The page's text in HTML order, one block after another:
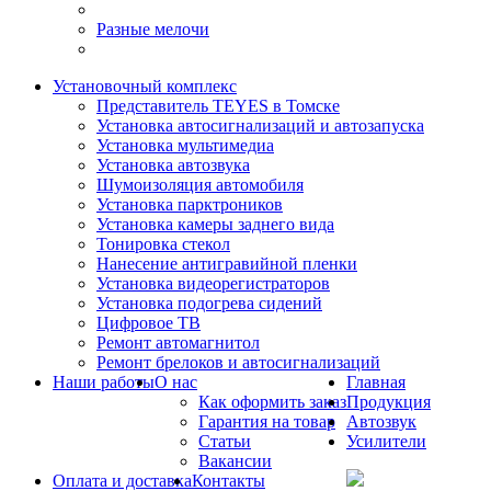
Разные мелочи
Установочный комплекс
Представитель TEYES в Томске
Установка автосигнализаций и автозапуска
Установка мультимедиа
Установка автозвука
Шумоизоляция автомобиля
Установка парктроников
Установка камеры заднего вида
Тонировка стекол
Нанесение антигравийной пленки
Установка видеорегистраторов
Установка подогрева сидений
Цифровое ТВ
Ремонт автомагнитол
Ремонт брелоков и автосигнализаций
Наши работыО нас
Как оформить заказ
Гарантия на товар
Статьи
Вакансии
Оплата и доставкаКонтакты
Главная
Продукция
Автозвук
Усилители